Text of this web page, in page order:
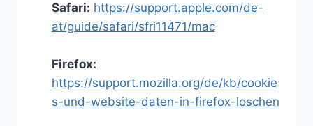
Safari: https://support.apple.com/de-
at/guide/safari/sfri11471/mac
Firefox:
https://support.mozilla.org/de/kb/cookie
s-und-website-daten-in-firefox-loschen